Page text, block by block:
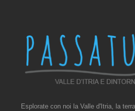
Esplorate con noi la Valle d'Itria, la